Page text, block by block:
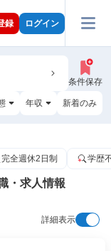
録 ログイン
条件保存
年収 新着のみ
完全週休2日制 学歴
・求人情報
詳細表示